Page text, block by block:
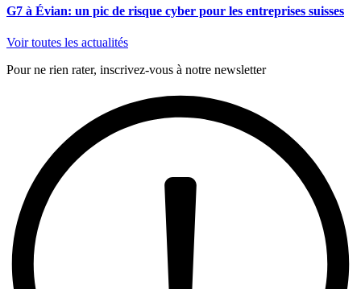
G7 à Évian: un pic de risque cyber pour les entreprises suisses
Voir toutes les actualités
Pour ne rien rater, inscrivez-vous à notre newsletter